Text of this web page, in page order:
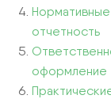
отчетность
оформление